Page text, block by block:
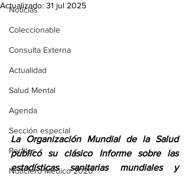
Noticias
Coleccionable
Consulta Externa
Actualidad
Salud Mental
Agenda
Sección especial
Perfiles
Noticiero Médico 2020
Actualizado: 31 jul 2025
La Organización Mundial de la Salud
publicó su clásico Informe sobre las
estadísticas sanitarias mundiales y